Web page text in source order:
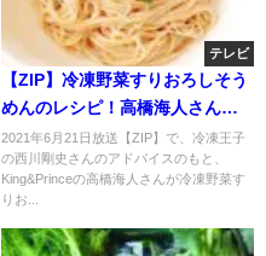
テレビ
【ZIP】冷凍野菜すりおろしそう
めんのレシピ！高橋海人さん考
案！6月21日
2021年6月21日放送【ZIP】で、冷凍王子
の西川剛史さんのアドバイスのもと、
King&Princeの高橋海人さんが冷凍野菜す
りお...